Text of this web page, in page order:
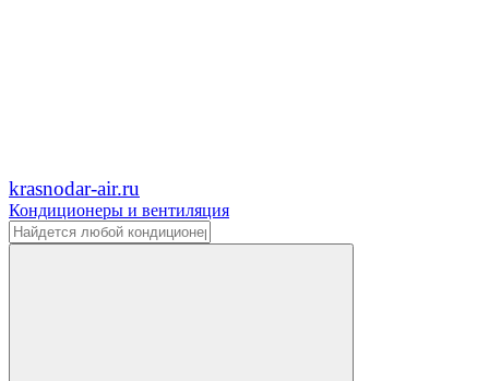
krasnodar-air.ru
Кондиционеры и вентиляция